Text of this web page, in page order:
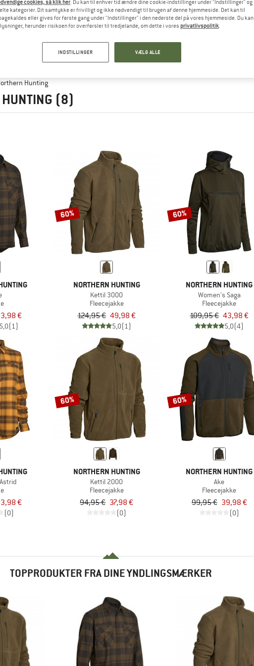
Hunting
(8)
€
5,0(1)
60%
NORTHERN HUNTING
Kettil 3000
Fleecejakke
124,95 € 49,98 €
5,0(1)
60%
NORTHERN HUNTING
Women's Saga
Fleecejakke
109,95 € 43,98 €
5,0(4)
€
(0)
60%
NORTHERN HUNTING
Kettil 2000
Fleecejakke
94,95 € 37,98 €
(0)
60%
NORTHERN HUNTING
Ake
Fleecejakke
99,95 € 39,98 €
(0)
TOPPRODUKTER FRA DINE YNDLINGSMÆRKER
cookies, så klik her. Du kan til enhver tid ændre dine cookie-indstillinger under "Indstillinger" og
kategorier. Dit samtykke er frivilligt og ikke nødvendigt til brugen af denne hjemmeside. Det kan til
eller gives for første gang under "Indstillinger" i den nederste del på vores hjemmeside. Du kan
herunder risikoen for overførsler til tredjelande, om dette i vores privatlivspolitik.
INDSTILLINGER VÆLG ALLE